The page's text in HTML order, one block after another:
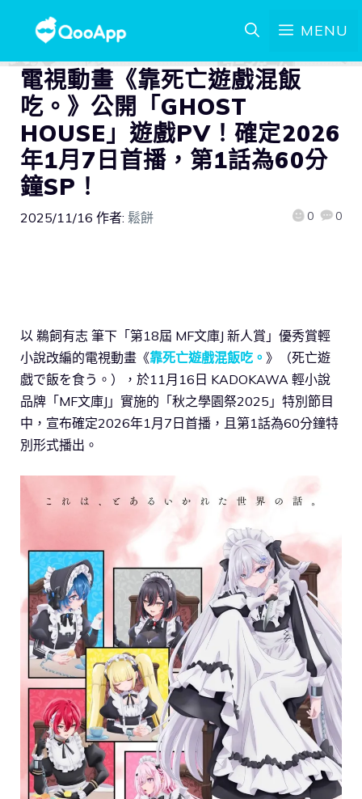
MENU
電視動畫《靠死亡遊戲混飯
吃。》公開「GHOST
HOUSE」遊戲PV！確定2026
年1月7日首播，第1話為60分
鐘SP！
2025/11/16 作者: 鬆餅 0 0
以 鵜飼有志 筆下「第18屆 MF文庫J 新人賞」優秀賞輕
小說改編的電視動畫《靠死亡遊戲混飯吃。 》（死亡遊
戯で飯を食う。），於11月16日 KADOKAWA 輕小說
品牌「MF文庫J」實施的「秋之學園祭2025」特別節目
中，宣布確定2026年1月7日首播，且第1話為60分鐘特
別形式播出。